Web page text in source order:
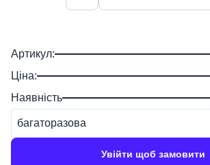
Артикул:
Ціна:
Наявність
багаторазова
Увійти щоб замовити